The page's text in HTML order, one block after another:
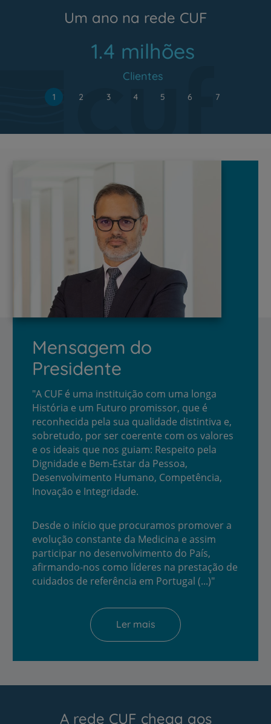
Um ano na rede CUF
1.4 milhões
Clientes
1 2 3 4 5 6 7
Mensagem do
Presidente
"A CUF é uma instituição com uma longa
História e um Futuro promissor, que é
reconhecida pela sua qualidade distintiva e,
sobretudo, por ser coerente com os valores
e os ideais que nos guiam: Respeito pela
Dignidade e Bem-Estar da Pessoa,
Desenvolvimento Humano, Competência,
Inovação e Integridade.
Desde o início que procuramos promover a
evolução constante da Medicina e assim
participar no desenvolvimento do País,
afirmando-nos como líderes na prestação de
cuidados de referência em Portugal (...)"
Ler mais
A rede CUF chega aos